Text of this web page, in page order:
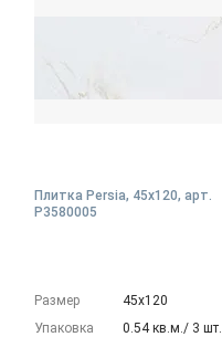
Плитка Persia, 45x120, арт.
P3580005
Размер
45х120
Упаковка
0.54 кв.м./ 3 шт.